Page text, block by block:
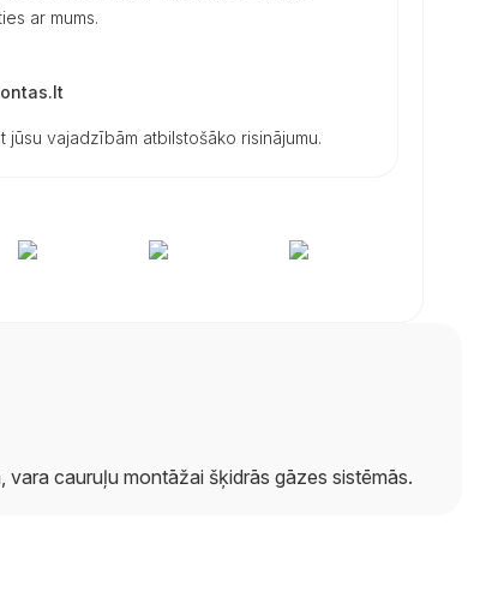
ar mums.
vajadzībām atbilstošāko risinājumu.
cauruļu montāžai šķidrās gāzes sistēmās.